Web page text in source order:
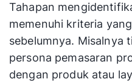
Tahapan
memenuhi kriteria
sebelumnya. Misalnya
persona pemasaran
dengan produk atau